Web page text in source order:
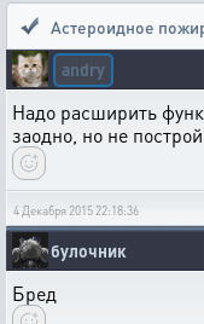
Астероидное
andry
Надо расширить
заодно, но не
4 Декабря 2015 22:18:36
булочник
Бред